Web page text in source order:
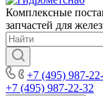
Комплексные
запчастей для
+7 (495) 987-
+7 (495) 987-22-32